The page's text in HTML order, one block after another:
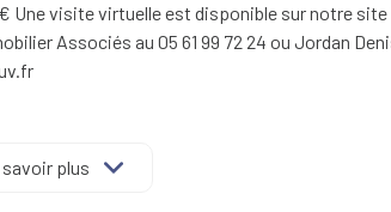
Une visite virtuelle est disponible sur notre
Associés au 05 61 99 72 24 ou Jordan
savoir plus